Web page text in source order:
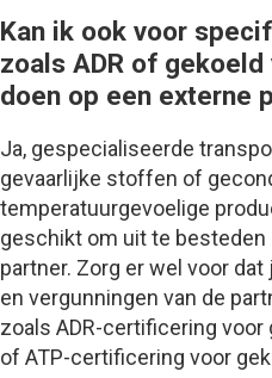
Kan ik ook voor
zoals ADR of
doen op een externe
Ja, gespecialiseerde
gevaarlijke stoffen of
temperatuurgevoelige
geschikt om uit te
partner. Zorg er wel voor
en vergunningen van de
zoals ADR-certificering
of ATP-certificering voor